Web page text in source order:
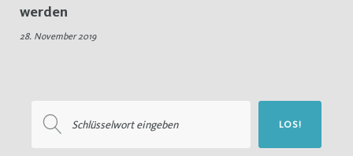
werden
28. November 2019
nach:
LOS!